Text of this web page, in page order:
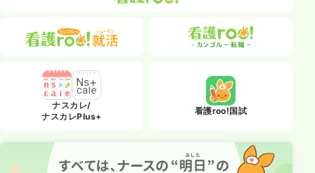
ナスカレ/
ナスカレPlus+
看護roo!国試